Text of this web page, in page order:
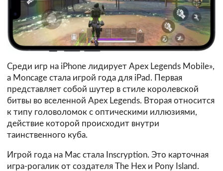
Среди игр на iPhone лидирует Apex Legends Mobile»,
а Moncage стала игрой года для iPad. Первая
представляет собой шутер в стиле королевской
битвы во вселенной Apex Legends. Вторая относится
к типу головоломок с оптическими иллюзиями,
действие которой происходит внутри
таинственного куба.
Игрой года на Mac стала Inscryption. Это карточная
игра-рогалик от создателя The Hex и Pony Island.